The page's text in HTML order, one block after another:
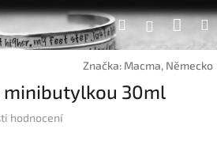
Hledat
Značka: Macma, Německo
minibutylkou 30ml
hodnocení